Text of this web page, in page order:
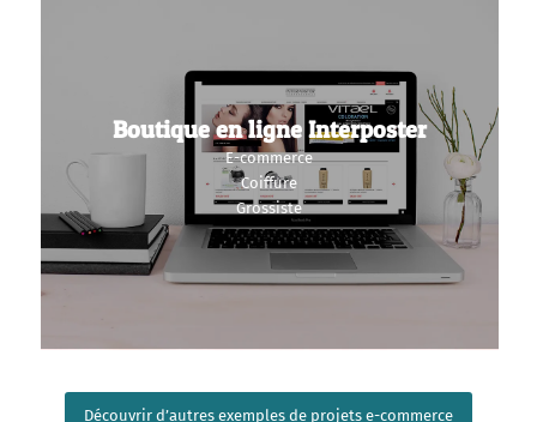
Boutique en ligne Interposter
E-commerce
Coiffure
Grossiste
Découvrir d’autres exemples de projets e-commerce